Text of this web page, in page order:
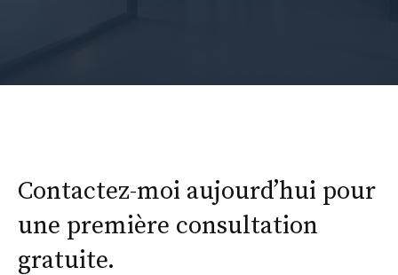
Contactez-moi aujourd’hui pour
une première consultation
gratuite.